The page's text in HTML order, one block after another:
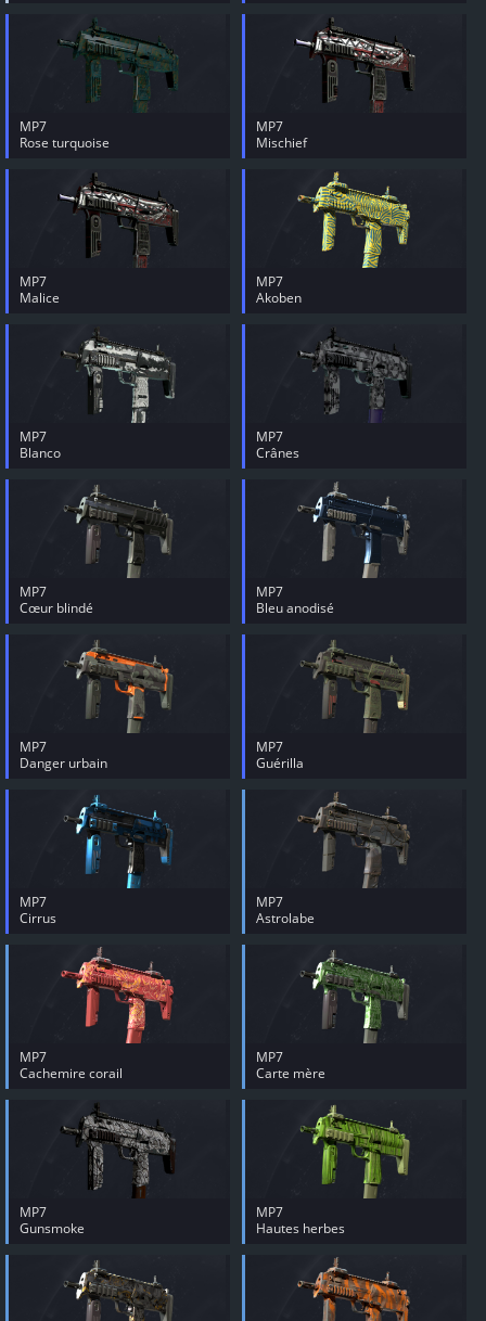
MP7
Rose turquoise
MP7
Mischief
MP7
Malice
MP7
Akoben
MP7
Blanco
MP7
Crânes
MP7
Cœur blindé
MP7
Bleu anodisé
MP7
Danger urbain
MP7
Guérilla
MP7
Cirrus
MP7
Astrolabe
MP7
Cachemire corail
MP7
Carte mère
MP7
Gunsmoke
MP7
Hautes herbes